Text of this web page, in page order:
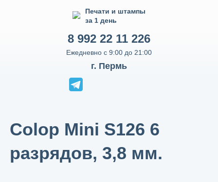
Печати и штампы
за 1 день
г. Пермь
8 992 22 11 226
Ежедневно с 9:00 до 21:00
Colop Mini S126 6
разрядов, 3,8 мм.